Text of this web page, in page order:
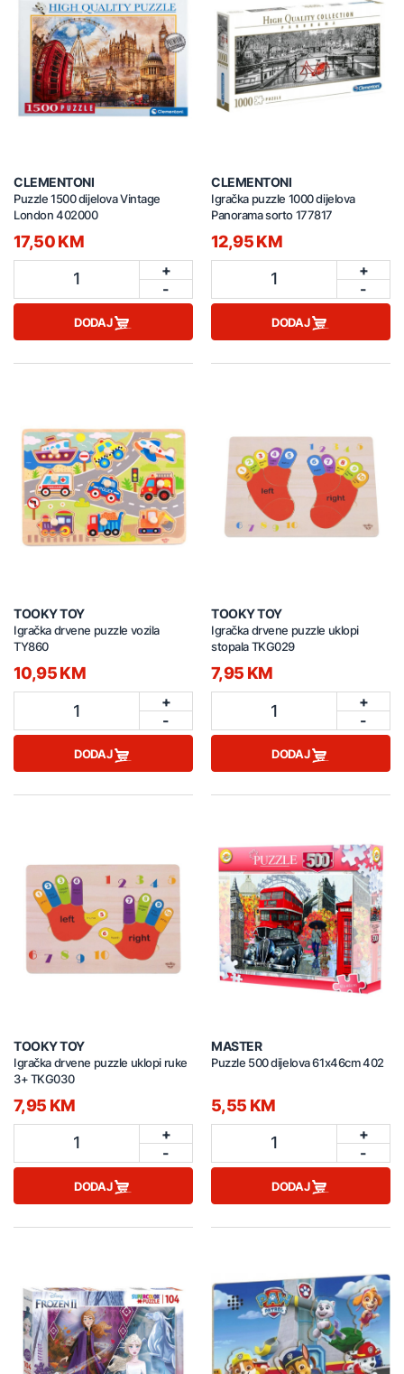
CLEMENTONI
Puzzle 1500 dijelova Vintage
London 402000
17,50 KM
1
+
-
DODAJ
CLEMENTONI
Igračka puzzle 1000 dijelova
Panorama sorto 177817
12,95 KM
1
+
-
DODAJ
TOOKY TOY
Igračka drvene puzzle vozila
TY860
10,95 KM
1
+
-
DODAJ
TOOKY TOY
Igračka drvene puzzle uklopi
stopala TKG029
7,95 KM
1
+
-
DODAJ
TOOKY TOY
Igračka drvene puzzle uklopi ruke
3+ TKG030
7,95 KM
1
+
-
DODAJ
MASTER
Puzzle 500 dijelova 61x46cm 402
5,55 KM
1
+
-
DODAJ